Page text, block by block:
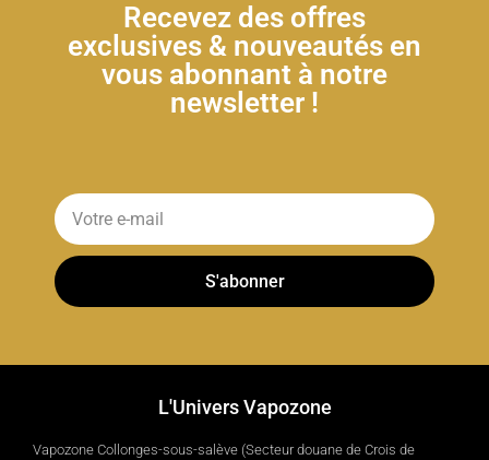
Recevez des offres
exclusives & nouveautés en
vous abonnant à notre
newsletter !
S'abonner
L'Univers Vapozone
Vapozone Collonges-sous-salève (Secteur douane de Crois de